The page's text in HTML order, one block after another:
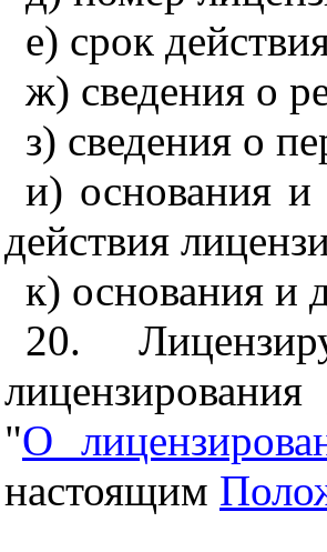
е) срок
ж) сведения о
з) сведения о
и) основания и
действия
к) основания и
20.
"О
настоящим